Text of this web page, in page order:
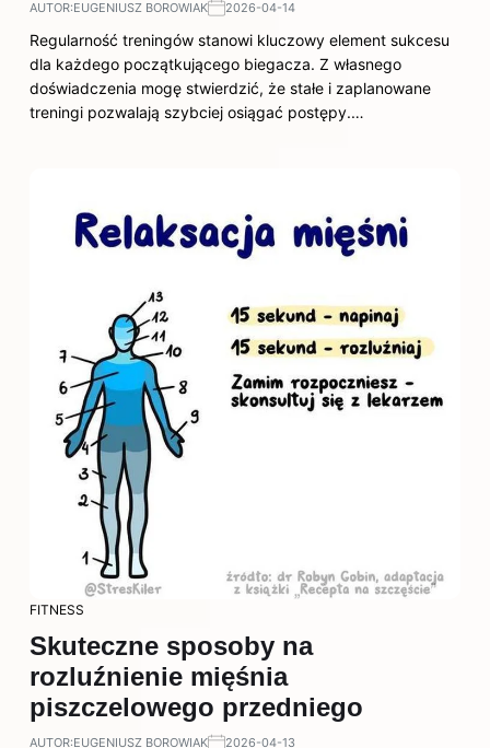
AUTOR:EUGENIUSZ BOROWIAK 2026-04-14
Regularność treningów stanowi kluczowy element sukcesu
dla każdego początkującego biegacza. Z własnego
doświadczenia mogę stwierdzić, że stałe i zaplanowane
treningi pozwalają szybciej osiągać postępy.…
FITNESS
Skuteczne sposoby na
rozluźnienie mięśnia
piszczelowego przedniego
AUTOR:EUGENIUSZ BOROWIAK 2026-04-13